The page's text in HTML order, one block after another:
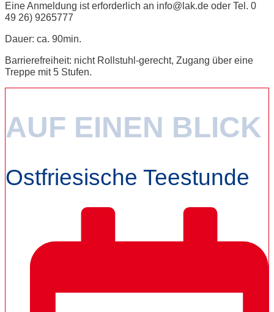
Eine Anmeldung ist erforderlich an info@lak.de oder Tel. 0
49 26) 9265777
Dauer: ca. 90min.
Barrierefreiheit: nicht Rollstuhl-gerecht, Zugang über eine
Treppe mit 5 Stufen.
AUF EINEN BLICK
Ostfriesische Teestunde